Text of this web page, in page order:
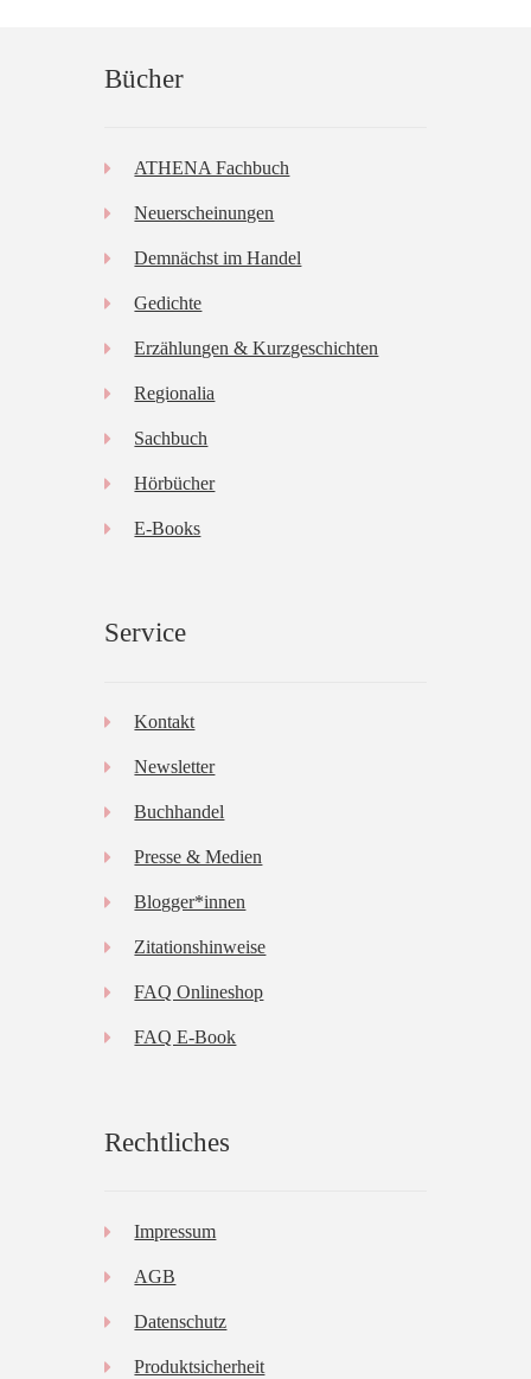
Bücher
ATHENA Fachbuch
Neuerscheinungen
Demnächst im Handel
Gedichte
Erzählungen & Kurzgeschichten
Regionalia
Sachbuch
Hörbücher
E-Books
Service
Kontakt
Newsletter
Buchhandel
Presse & Medien
Blogger*innen
Zitationshinweise
FAQ Onlineshop
FAQ E-Book
Rechtliches
Impressum
AGB
Datenschutz
Produktsicherheit